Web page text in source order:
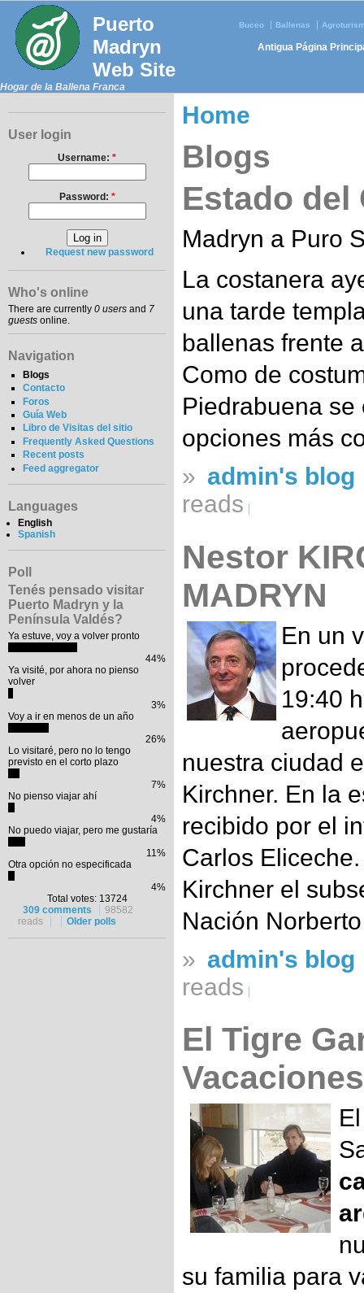
Puerto
Madryn
Web Site
Hogar de la Ballena Franca
Buceo Ballenas
Antigua Página
User login
Username: *
Password: *
Request new password
Who's online
There are currently 0 users and 7
guests online.
Navigation
Blogs
Contacto
Foros
Guía Web
Libro de Visitas del sitio
Frequently Asked Questions
Recent posts
Feed aggregator
Languages
English
Spanish
Poll
Tenés pensado visitar
Puerto Madryn y la
Península Valdés?
Ya estuve, voy a volver pronto
44%
Ya visité, por ahora no pienso
volver
3%
Voy a ir en menos de un año
26%
Lo visitaré, pero no lo tengo
previsto en el corto plazo
7%
No pienso viajar ahí
4%
No puedo viajar, pero me gustaría
11%
Otra opción no especificada
4%
Total votes: 13724
309 comments
98582
reads
Older polls
Home
Blogs
Estado del
Madryn a Puro
La costanera
una tarde
ballenas frente
Como de
Piedrabuena
opciones más
» admin's blog
reads
Nestor
MADRYN
En un
19:40
nuestra ciudad
Kirchner. En la
recibido por el
Carlos
Kirchner el
Nación
» admin's blog
reads
El Tigre
su familia para